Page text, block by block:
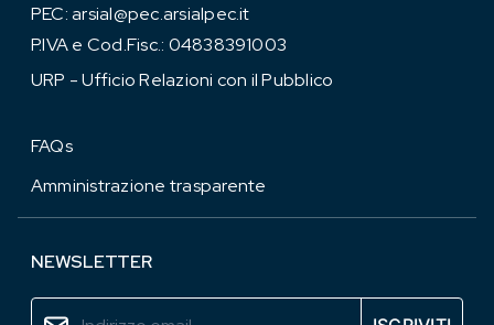
PEC:arsial@pec.arsialpec.it
P.IVA e Cod.Fisc.: 04838391003
URP - Ufficio Relazioni con il Pubblico
FAQs
Amministrazione trasparente
NEWSLETTER